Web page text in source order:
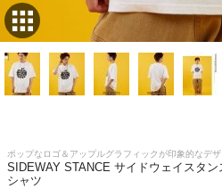
ポップなロゴ＆アップルグラフィックが印象的なデザ
SIDEWAY STANCE サイドウェイスタ
シャツ